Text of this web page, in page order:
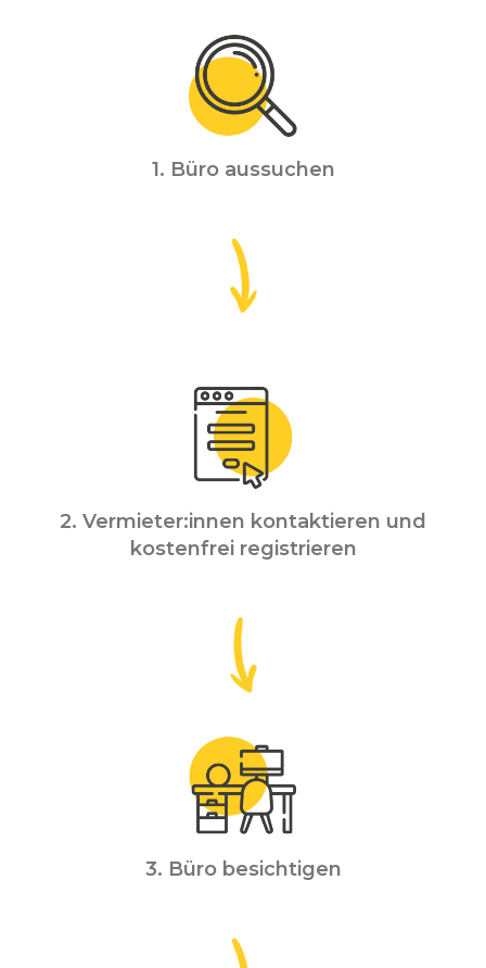
1. Büro aussuchen
2. Vermieter:innen kontaktieren und
kostenfrei registrieren
3. Büro besichtigen